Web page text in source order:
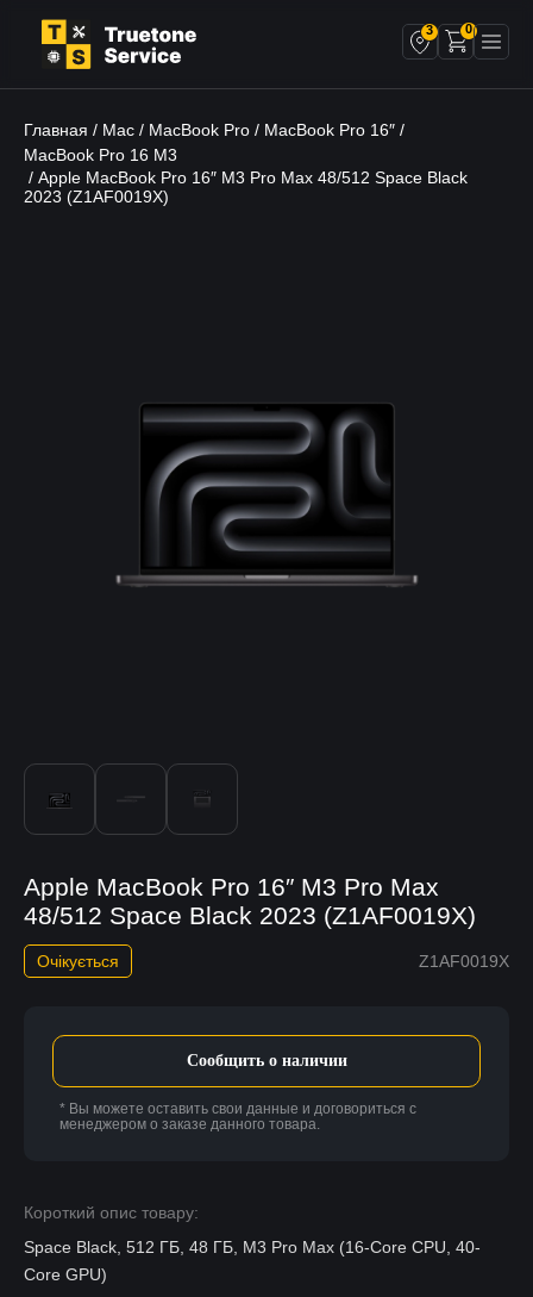
3 0
Главная / Mac / MacBook Pro / MacBook Pro 16″ /
MacBook Pro 16 M3
/ Apple MacBook Pro 16″ M3 Pro Max 48/512 Space Black
2023 (Z1AF0019X)
Apple MacBook Pro 16″ M3 Pro Max
48/512 Space Black 2023 (Z1AF0019X)
Z1AF0019X
Очікується
Короткий опис товару:
Space Black, 512 ГБ, 48 ГБ, M3 Pro Max (16-Core CPU, 40-
Core GPU)
Сообщить о наличии
* Вы можете оставить свои данные и договориться с
менеджером о заказе данного товара.